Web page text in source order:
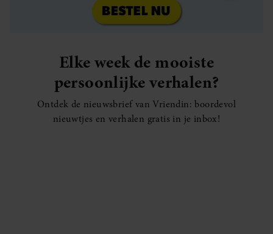
Elke week de mooiste
persoonlijke verhalen?
Ontdek de nieuwsbrief van Vriendin: boordevol
nieuwtjes en verhalen gratis in je inbox!